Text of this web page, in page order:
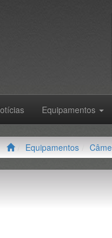
Equipamentos
Equipamentos